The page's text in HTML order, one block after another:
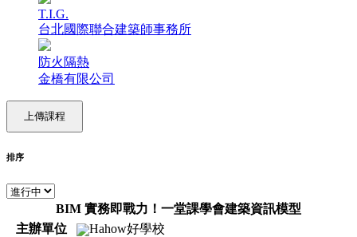
T.I.G.
台北國際聯合建築師事務所
防火隔熱
金橋有限公司
上傳課程
排序
BIM 實務即戰力！一堂課學會建築資訊模型
主辦單位
Hahow好學校